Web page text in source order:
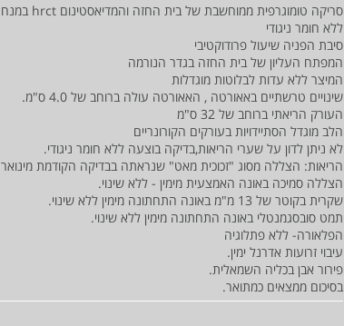
סריקה טומוגרפית ממוחשבת של בית החזה והמדיאסטינום hrct במנח אקסיאלי.
ללא חומר ניגודי
סיבת הפניה שיעול פרודוקטיבי
המפתח העליון של בית החזה בגדר הנורמה
המיצר ללא עדות לבלוטות מוגדלות
שינויים טרשתיים באאורטה , האאורטה עולה ברוחב של 4.0 ס"מ.
העורק הריאתי ברוחב של 32 ס"מ
הלב מוגדל הסתיידויות בעורקים הקורונריים
לא ניתן לדון על שערי הריאות,בדיקה בוצעה ללא חומר ניגודי.
הריאות: הצללה מסוג "זכוכית מאט" שנראתה בבדיקה הקודמת מינואר 2022 לא נראית בבדיקה הנוכחית.
הצללה סמיכה באונה האמצעית מימין - ללא שינוי.
שקרית בקוטר של 13 מ"מ באונה התחתונה מימין ללא שינוי.
תמט סובסגמנטלי באונה התחתונה מימין ללא שינוי.
הפלאורה- ללא פתלוגיה
עיבוי זרועות אדרנל ימין.
פירור אבן בכליה השמאלית.
בסיכום ממצאים כמתואר.